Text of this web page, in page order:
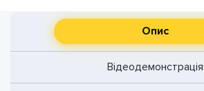
Опис
Відеодемонстрація